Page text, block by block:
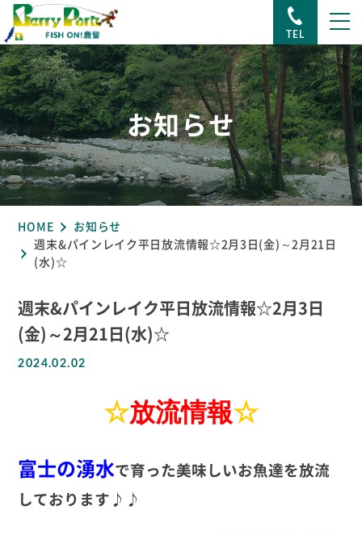
TEL
お知らせ
HOME
お知らせ
週末&パインレイク平日放流情報☆2月3日(金)～2月21日
(水)☆
週末&パインレイク平日放流情報☆2月3日
(金)～2月21日(水)☆
2024.02.02
☆放流情報☆
富士の湧水で育った美味しいお魚達を放流
しております♪♪